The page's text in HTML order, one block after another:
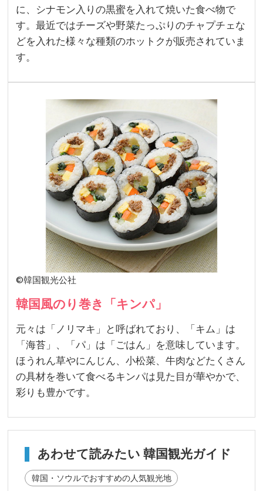
に、シナモン入りの黒蜜を入れて焼いた食べ物で
す。最近ではチーズや野菜たっぷりのチャプチェな
どを入れた様々な種類のホットクが販売されていま
す。
©韓国観光公社
韓国風のり巻き「キンパ」
元々は「ノリマキ」と呼ばれており、「キム」は
「海苔」、「パ」は「ごはん」を意味しています。
ほうれん草やにんじん、小松菜、牛肉などたくさん
の具材を巻いて食べるキンパは見た目が華やかで、
彩りも豊かです。
あわせて読みたい 韓国観光ガイド
韓国・ソウルでおすすめの人気観光地